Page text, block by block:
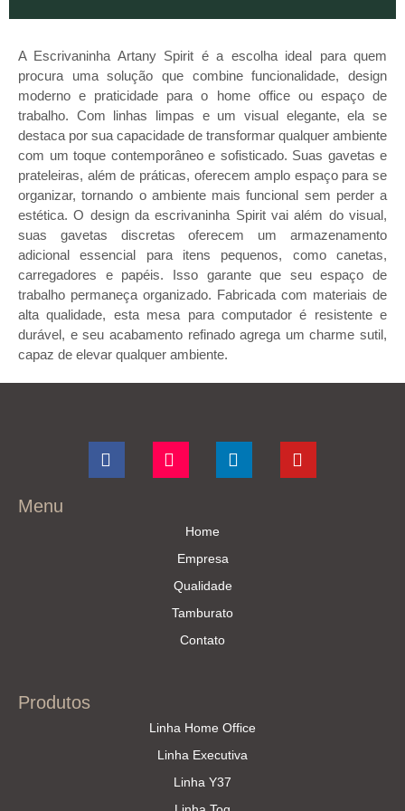
A Escrivaninha Artany Spirit é a escolha ideal para quem
procura uma solução que combine funcionalidade, design
moderno e praticidade para o home office ou espaço de
trabalho. Com linhas limpas e um visual elegante, ela se
destaca por sua capacidade de transformar qualquer ambiente
com um toque contemporâneo e sofisticado. Suas gavetas e
prateleiras, além de práticas, oferecem amplo espaço para se
organizar, tornando o ambiente mais funcional sem perder a
estética. O design da escrivaninha Spirit vai além do visual,
suas gavetas discretas oferecem um armazenamento
adicional essencial para itens pequenos, como canetas,
carregadores e papéis. Isso garante que seu espaço de
trabalho permaneça organizado. Fabricada com materiais de
alta qualidade, esta mesa para computador é resistente e
durável, e seu acabamento refinado agrega um charme sutil,
capaz de elevar qualquer ambiente.
Menu
Home
Empresa
Qualidade
Tamburato
Contato
Produtos
Linha Home Office
Linha Executiva
Linha Y37